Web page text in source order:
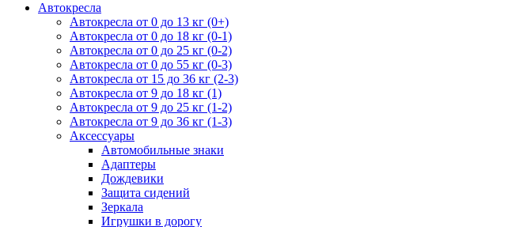
Автокресла
Автокресла от 0 до 13 кг (0+)
Автокресла от 0 до 18 кг (0-1)
Автокресла от 0 до 25 кг (0-2)
Автокресла от 0 до 55 кг (0-3)
Автокресла от 15 до 36 кг (2-3)
Автокресла от 9 до 18 кг (1)
Автокресла от 9 до 25 кг (1-2)
Автокресла от 9 до 36 кг (1-3)
Аксессуары
Автомобильные знаки
Адаптеры
Дождевики
Защита сидений
Зеркала
Игрушки в дорогу